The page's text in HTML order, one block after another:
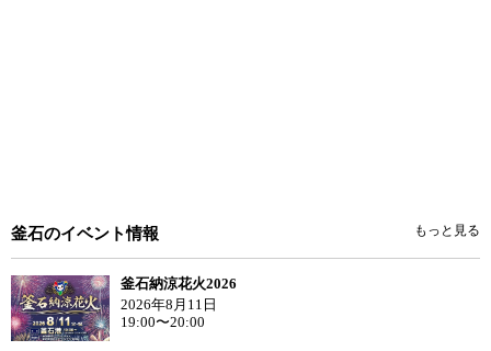
釜石のイベント情報 もっと見る
釜石納涼花火2026
2026年8月11日
19:00〜20:00